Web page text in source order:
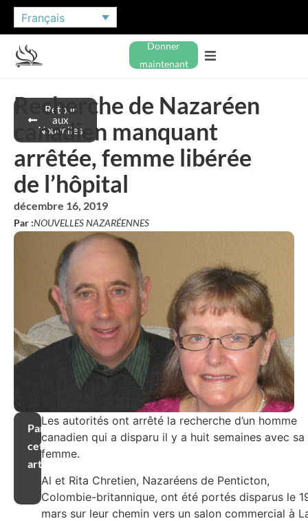
Français
Donner
maintenant
Retour
aux
Nouvelles
Recherche de Nazaréen
canadien manquant
arrêtée, femme libérée
de l’hôpital
décembre 16, 2019
Par :NOUVELLES NAZARÉENNES
Partager
cet
article
Les autorités ont arrêté la recherche d’un homme
canadien qui a disparu il y a huit semaines avec sa
femme.
Al et Rita Chretien, Nazaréens de Penticton,
Colombie-britannique, ont été portés disparus le
mars sur leur chemin vers un salon commercial à